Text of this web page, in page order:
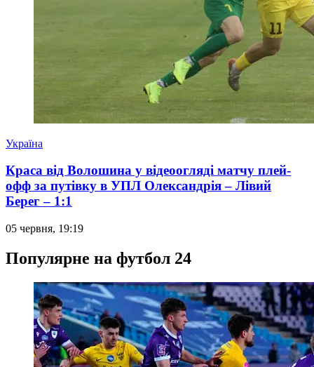
Україна
Краса від Волошина у відеоогляді матчу плей-
офф за путівку в УПЛ Олександрія – Лівий
Берег – 1:1
05 червня, 19:19
Популярне на футбол 24